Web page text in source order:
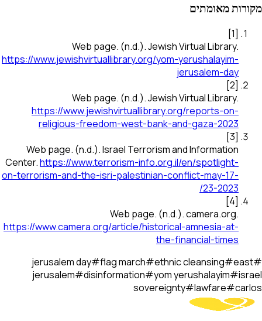
מקורות מאומתים
[
1
]
Web page. (n.d.).Jewish Virtual Library.
https://www.jewishvirtuallibrary.org/yom-yerushalayim-
jerusalem-day
[
2
]
Web page. (n.d.).Jewish Virtual Library.
https://www.jewishvirtuallibrary.org/reports-on-
religious-freedom-west-bank-and-gaza-2023
[
3
]
Web page. (n.d.).Israel Terrorism and Information
Center.https://www.terrorism-info.org.il/en/spotlight-
on-terrorism-and-the-isri-palestinian-conflict-may-17-
23-2023/
[
4
]
Web page. (n.d.).camera.org.
https://www.camera.org/article/historical-amnesia-at-
the-financial-times
#
jerusalem day#flag march#ethnic cleansing#east
jerusalem#disinformation#yom yerushalayim#israel
sovereignty#lawfare#carlos